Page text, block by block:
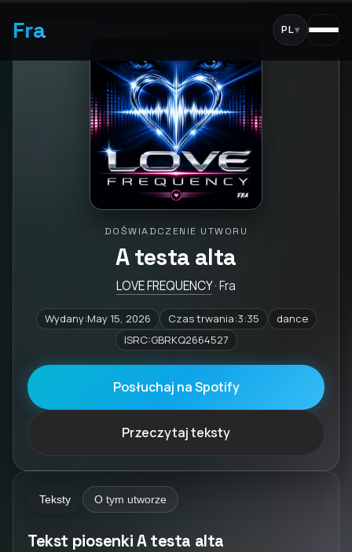
Fra PL▾
DOŚWIADCZENIE UTWORU
A testa alta
LOVE FREQUENCY· Fra
Wydany:May 15, 2026 Czas trwania:3:35
dance
ISRC:GBRKQ2664527
Posłuchaj na Spotify
Przeczytaj teksty
Teksty O tym utworze
Tekst piosenki A testa alta